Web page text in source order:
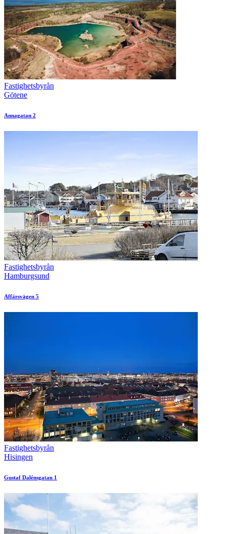
Fastighetsbyrån
Götene
Annagatan 2
Fastighetsbyrån
Hamburgsund
Affärsvägen 5
Fastighetsbyrån
Hisingen
Gustaf Dalénsgatan 1